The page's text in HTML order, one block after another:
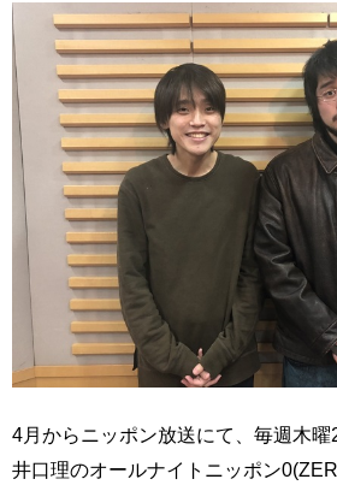
4月からニッポン放送にて、毎週木
井口理のオールナイトニッポン